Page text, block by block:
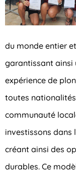
du monde entier
garantissant ainsi
expérience de
toutes
communauté
investissons dans
créant ainsi des
durables. Ce